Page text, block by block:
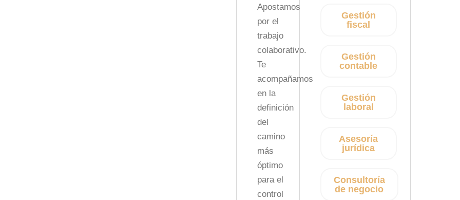
Apostamos
por el
trabajo
colaborativo.
Te
acompañamos
en la
definición
del
camino
más
óptimo
para el
control
Gestión
fiscal
Gestión
contable
Gestión
laboral
Asesoría
jurídica
Consultoría
de negocio